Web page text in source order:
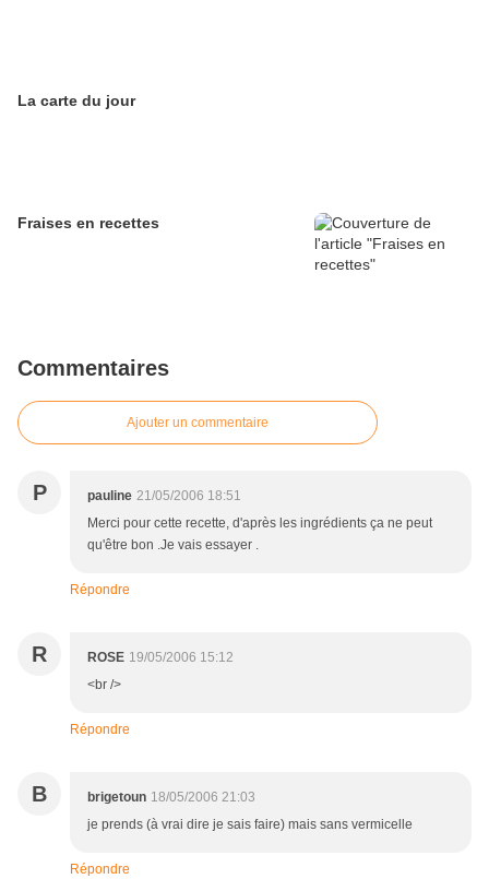
La carte du jour
Fraises en recettes
Commentaires
Ajouter un commentaire
P pauline 21/05/2006 18:51
Merci pour cette recette, d'après les ingrédients ça ne peut
qu'être bon .Je vais essayer .
Répondre
R ROSE 19/05/2006 15:12
<br />
Répondre
B brigetoun 18/05/2006 21:03
je prends (à vrai dire je sais faire) mais sans vermicelle
Répondre